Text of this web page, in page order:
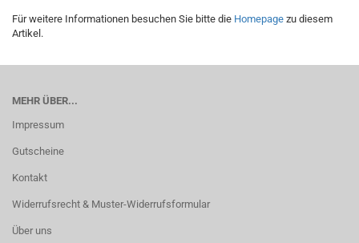
Für weitere Informationen besuchen Sie bitte die Homepage zu diesem
Artikel.
MEHR ÜBER...
Impressum
Gutscheine
Kontakt
Widerrufsrecht & Muster-Widerrufsformular
Über uns